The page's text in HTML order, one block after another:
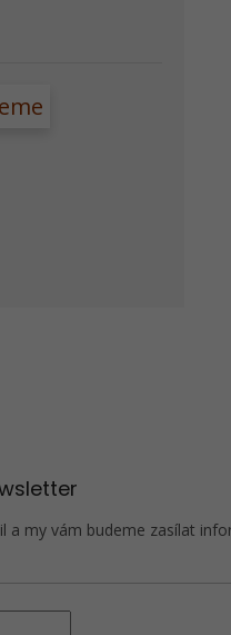
a my vám budeme zasílat